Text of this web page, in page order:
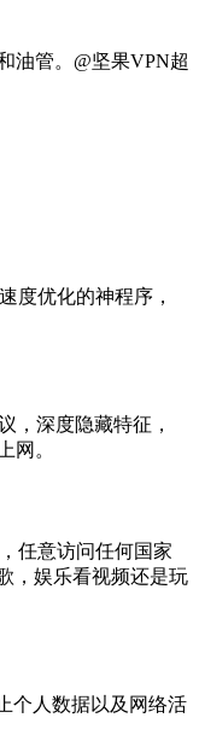
油管。@坚果VPN超
度优化的神程序，
，深度隐藏特征，
网。
任意访问任何国家
，娱乐看视频还是玩
个人数据以及网络活